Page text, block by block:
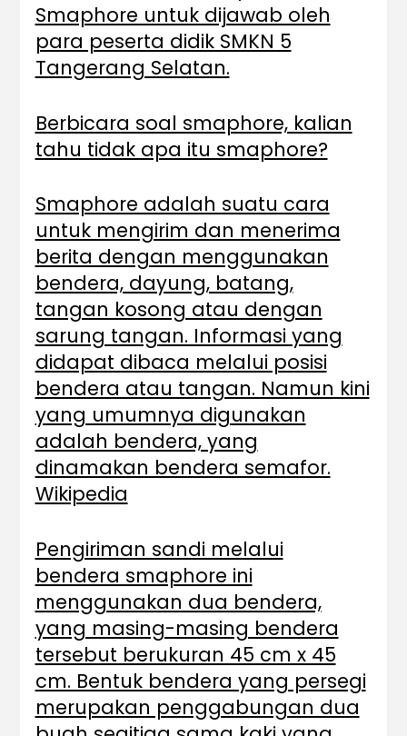
Smaphore untuk dijawab oleh
para peserta didik SMKN 5
Tangerang Selatan.
Berbicara soal smaphore, kalian
tahu tidak apa itu smaphore?
Smaphore adalah suatu cara
untuk mengirim dan menerima
berita dengan menggunakan
bendera, dayung, batang,
tangan kosong atau dengan
sarung tangan. Informasi yang
didapat dibaca melalui posisi
bendera atau tangan. Namun kini
yang umumnya digunakan
adalah bendera, yang
dinamakan bendera semafor.
Wikipedia
Pengiriman sandi melalui
bendera smaphore ini
menggunakan dua bendera,
yang masing-masing bendera
tersebut berukuran 45 cm x 45
cm. Bentuk bendera yang persegi
merupakan penggabungan dua